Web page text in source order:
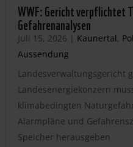
WWF: Gericht verpflichtet
Gefahrenanalysen
Juli 15, 2026 | Kaunertal,
Aussendung
Landesverwaltungsgericht
Landesenergiekonzern
klimabedingten
Alarmpläne und
Speicher herausgeben